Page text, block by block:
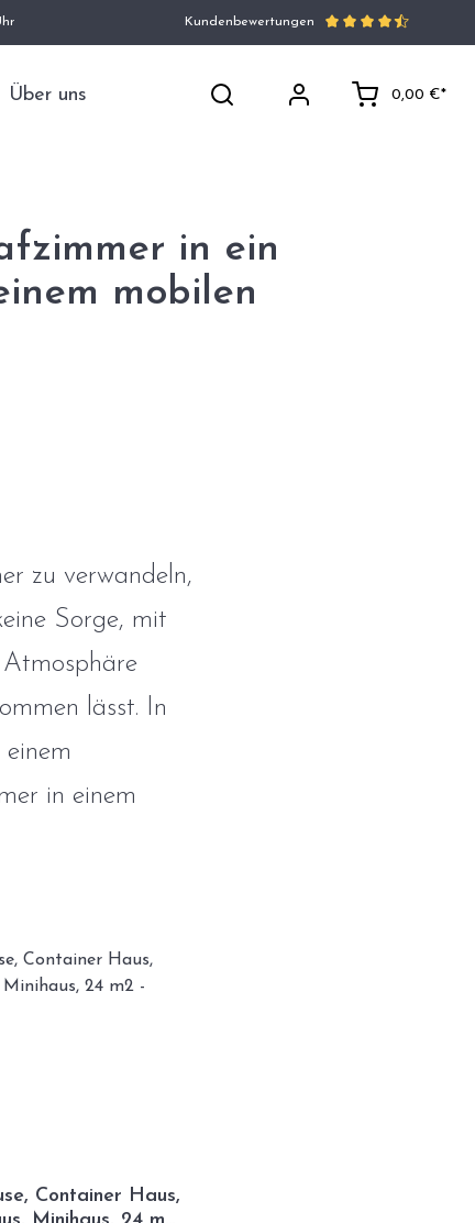
Kundenbewertungen
Über uns 0,00 €*
in ein
mobilen
zu verwandeln,
Sorge, mit
lässt. In
in einem
Container Haus,